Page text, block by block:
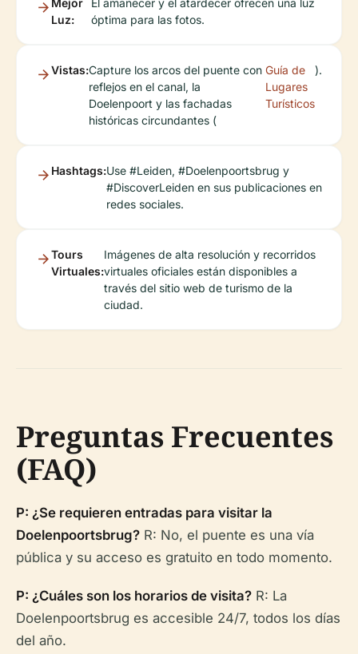
Mejor
Luz:
El amanecer y el atardecer ofrecen una luz
óptima para las fotos.
Vistas:Capture los arcos del puente con
reflejos en el canal, la
Doelenpoort y las fachadas
históricas circundantes (
Guía de
Lugares
Turísticos
).
Hashtags:Use #Leiden, #Doelenpoortsbrug y
#DiscoverLeiden en sus publicaciones en
redes sociales.
Tours
Virtuales:
Imágenes de alta resolución y recorridos
virtuales oficiales están disponibles a
través del sitio web de turismo de la
ciudad.
Preguntas Frecuentes
(FAQ)
P: ¿Se requieren entradas para visitar la
Doelenpoortsbrug? R: No, el puente es una vía
pública y su acceso es gratuito en todo momento.
P: ¿Cuáles son los horarios de visita? R: La
Doelenpoortsbrug es accesible 24/7, todos los días
del año.